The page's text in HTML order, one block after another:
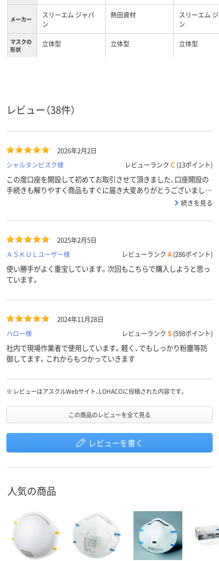
メーカー
スリーエム ジャパ
ン
熱田資材
スリーエム
ン
マスクの
形状
立体型 立体型 立体型
レビュー（38件）
2026年2月2日
シャルタンビスク様
レビューランク C (13ポイント)
この度口座を開設して初めてお取引させて頂きました、口座開設の
手続きも解りやすく商品もすぐに届き大変ありがとうございまし
続きを見る
2025年2月5日
ＡＳＫＵＬユーザー様
レビューランク A (286ポイント)
使い勝手がよく重宝しています。次回もこちらで購入しようと思っ
ています。
2024年11月28日
ハロー様
レビューランク S (598ポイント)
社内で現場作業者で使用しています。軽く、でもしっかり粉塵等防
御してます。これからもつかっていきます
※ レビューはアスクルWebサイト、LOHACOに投稿された内容です。
この商品のレビューを全て見る
レビューを書く
人気の商品